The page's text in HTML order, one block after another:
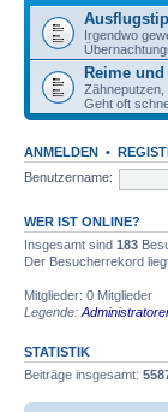
Irgendwo
Reime
Zähneputzen,
Geht oft
ANMELDEN •
Benutzername:
WER IST ONLINE?
Insgesamt sind 183
Der Besucherrekord
Mitglieder: 0 Mitglieder
Legende:
STATISTIK
Beiträge insgesamt: